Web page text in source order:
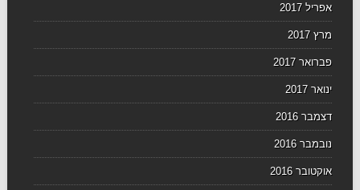
אפריל 2017
מרץ 2017
פברואר 2017
ינואר 2017
דצמבר 2016
נובמבר 2016
אוקטובר 2016